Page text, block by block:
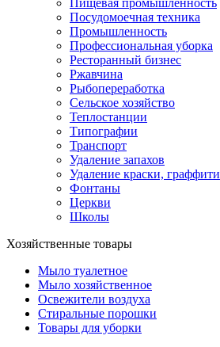
Пищевая промышленность
Посудомоечная техника
Промышленность
Профессиональная уборка
Ресторанный бизнес
Ржавчина
Рыбопереработка
Сельское хозяйство
Теплостанции
Типографии
Транспорт
Удаление запахов
Удаление краски, граффити
Фонтаны
Церкви
Школы
Хозяйственные товары
Мыло туалетное
Мыло хозяйственное
Освежители воздуха
Стиральные порошки
Товары для уборки